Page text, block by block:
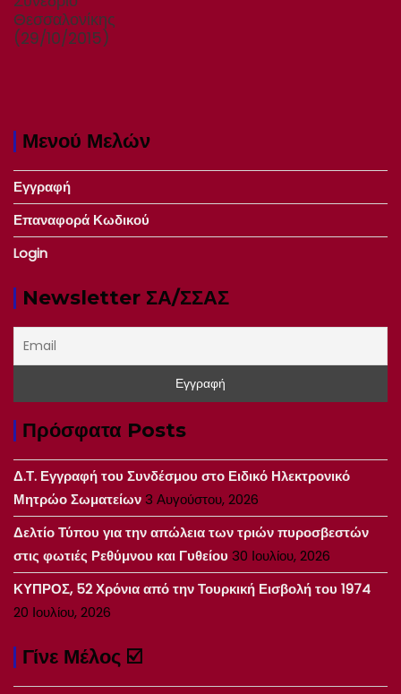
Θεσσαλονίκης
(29/10/2015)
Μενού Μελών
Εγγραφή
Επαναφορά Κωδικού
Login
Newsletter ΣΑ/ΣΣΑΣ
Πρόσφατα Posts
Δ.Τ. Εγγραφή του Συνδέσμου στο Ειδικό Ηλεκτρονικό
Μητρώο Σωματείων3 Αυγούστου, 2026
Δελτίο Τύπου για την απώλεια των τριών πυροσβεστών
στις φωτιές Ρεθύμνου και Γυθείου 30 Ιουλίου, 2026
ΚΥΠΡΟΣ, 52 Χρόνια από την Τουρκική Εισβολή του 1974
20 Ιουλίου, 2026
Γίνε Μέλος ☑️